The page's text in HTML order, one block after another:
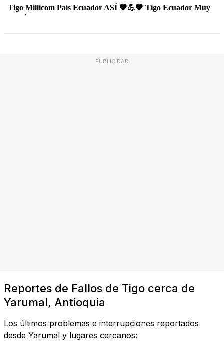
PUBLICIDAD
Reportes de Fallos de Tigo cerca de
Yarumal, Antioquia
Los últimos problemas e interrupciones reportados
desde Yarumal y lugares cercanos: